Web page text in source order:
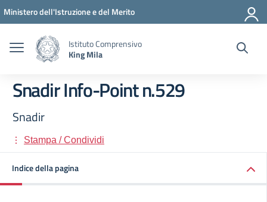
Ministero dell'Istruzione e del Merito
Istituto Comprensivo
King Mila
Snadir Info-Point n.529
Snadir
Stampa / Condividi
Indice della pagina